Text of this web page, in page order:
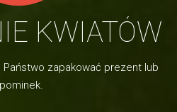
KWIATÓW
zapakować prezent lub